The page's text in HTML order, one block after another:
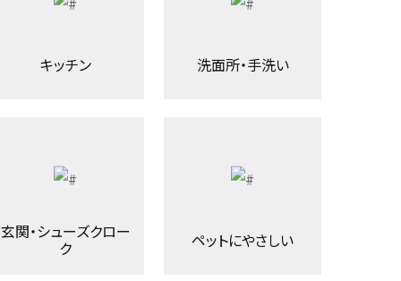
キッチン 洗面所・手洗い
玄関・シューズクロー
ク ペットにやさしい